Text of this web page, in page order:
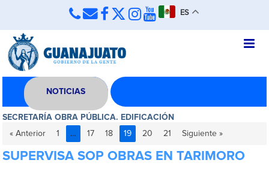
ES
NOTICIAS
SECRETARÍA OBRA PÚBLICA. EDIFICACIÓN
« Anterior
1 … 17 18 19 20 21 Siguiente »
SUPERVISA SOP OBRAS EN TARIMORO